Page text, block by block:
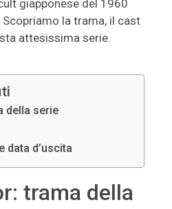
giapponese del 1960
la trama, il cast
attesissima serie.
della serie
data d’uscita
trama della